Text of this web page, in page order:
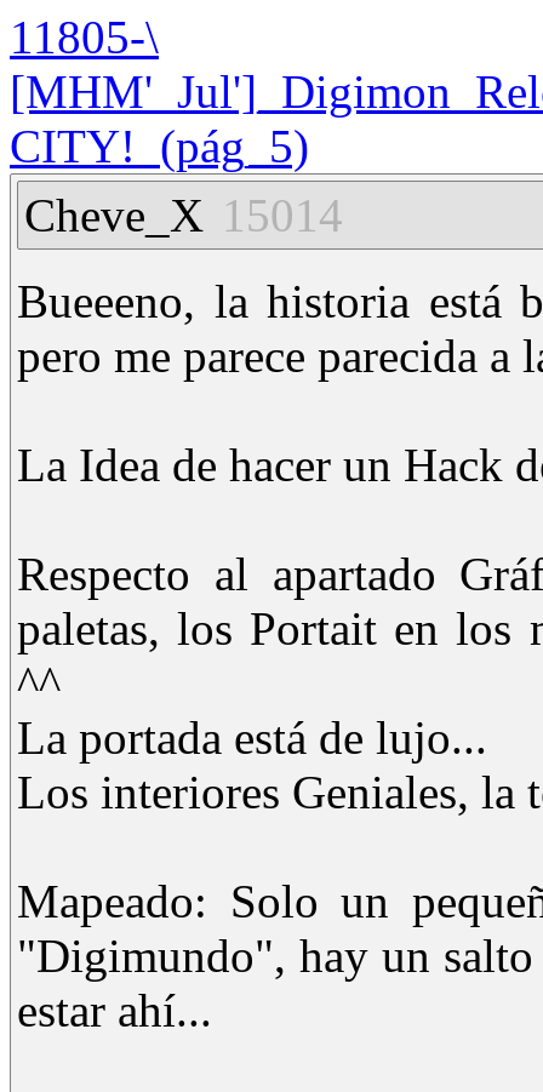
11805-\
CITY!_(pág_5)
Cheve_X 15014
Bueeeno, la historia está
pero me parece parecida a
La Idea de hacer un Hack
Respecto al apartado
paletas, los Portait en los
^^
La portada está de lujo...
Los interiores Geniales, la
Mapeado: Solo un
"Digimundo", hay un salto
estar ahí...